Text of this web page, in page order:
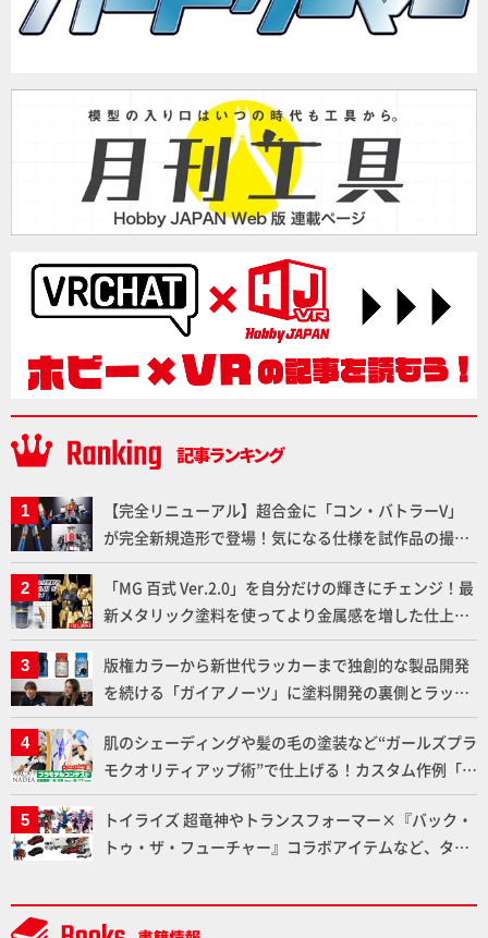
【完全リニューアル】超合金に「コン・バトラーV」
が完全新規造形で登場！気になる仕様を試作品の撮り
下ろしでご紹介!!さらに「大鉄人17」＆「ワンエイ
ト」セット情報もお届け！【超合金の魂】
「MG 百式 Ver.2.0」を自分だけの輝きにチェンジ！最
新メタリック塗料を使ってより金属感を増した仕上が
りに!!【試し読み】
版権カラーから新世代ラッカーまで独創的な製品開発
を続ける「ガイアノーツ」に塗料開発の裏側とラッカ
ー塗料の未来についてインタビュー！
肌のシェーディングや髪の毛の塗装など“ガールズプラ
モクオリティアップ術”で仕上げる！カスタム作例「白
騎士ソフィエラ」が完成！【「アルカナディアプラモ
デルコンテスト」～8月17日（月）11:59まで応募受付
中】
トイライズ 超竜神やトランスフォーマー×『バック・
トゥ・ザ・フューチャー』コラボアイテムなど、タカ
NEWITEM】